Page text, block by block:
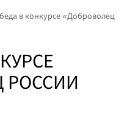
в конкурсе «Доброволец
РОССИИ